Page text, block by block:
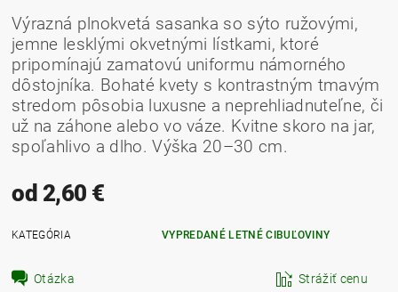
Výrazná plnokvetá sasanka so sýto ružovými,
jemne lesklými okvetnými lístkami, ktoré
pripomínajú zamatovú uniformu námorného
dôstojníka. Bohaté kvety s kontrastným tmavým
stredom pôsobia luxusne a neprehliadnuteľne, či
už na záhone alebo vo váze. Kvitne skoro na jar,
spoľahlivo a dlho. Výška 20–30 cm.
od 2,60 €
KATEGÓRIA VYPREDANÉ LETNÉ CIBUĽOVINY
Otázka Strážiť cenu